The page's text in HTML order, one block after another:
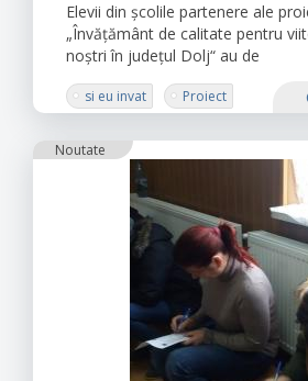
Elevii din școlile partenere ale
„Învățământ de calitate pentru
noștri în județul Dolj“ au de
si eu invat
Proiect
în județul Dolj
atelier de biblioteca vie
lectură
comunicare în limba maternă
Noutate